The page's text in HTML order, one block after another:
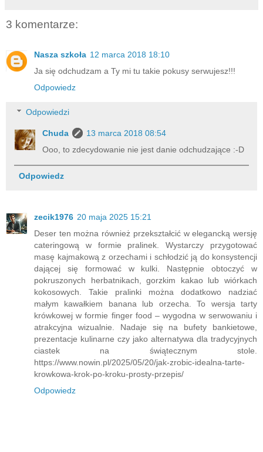
3 komentarze:
Nasza szkoła 12 marca 2018 18:10
Ja się odchudzam a Ty mi tu takie pokusy serwujesz!!!
Odpowiedz
Odpowiedzi
Chuda
13 marca 2018 08:54
Ooo, to zdecydowanie nie jest danie odchudzające :-D
Odpowiedz
zecik1976 20 maja 2025 15:21
Deser ten można również przekształcić w elegancką wersję
cateringową w formie pralinek. Wystarczy przygotować
masę kajmakową z orzechami i schłodzić ją do konsystencji
dającej się formować w kulki. Następnie obtoczyć w
pokruszonych herbatnikach, gorzkim kakao lub wiórkach
kokosowych. Takie pralinki można dodatkowo nadziać
małym kawałkiem banana lub orzecha. To wersja tarty
krówkowej w formie finger food – wygodna w serwowaniu i
atrakcyjna wizualnie. Nadaje się na bufety bankietowe,
prezentacje kulinarne czy jako alternatywa dla tradycyjnych
ciastek na świątecznym stole.
https://www.nowin.pl/2025/05/20/jak-zrobic-idealna-tarte-
krowkowa-krok-po-kroku-prosty-przepis/
Odpowiedz